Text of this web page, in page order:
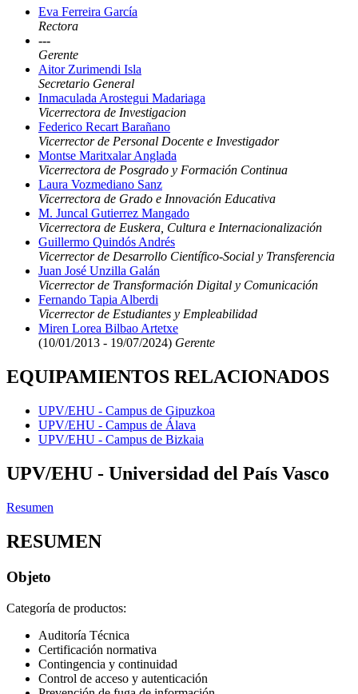
Eva Ferreira García
Rectora
---
Gerente
Aitor Zurimendi Isla
Secretario General
Inmaculada Arostegui Madariaga
Vicerrectora de Investigacion
Federico Recart Barañano
Vicerrector de Personal Docente e Investigador
Montse Maritxalar Anglada
Vicerrectora de Posgrado y Formación Continua
Laura Vozmediano Sanz
Vicerrectora de Grado e Innovación Educativa
M. Juncal Gutierrez Mangado
Vicerrectora de Euskera, Cultura e Internacionalización
Guillermo Quindós Andrés
Vicerrector de Desarrollo Científico-Social y Transferencia
Juan José Unzilla Galán
Vicerrector de Transformación Digital y Comunicación
Fernando Tapia Alberdi
Vicerrector de Estudiantes y Empleabilidad
Miren Lorea Bilbao Artetxe
(10/01/2013 - 19/07/2024) Gerente
EQUIPAMIENTOS RELACIONADOS
UPV/EHU - Campus de Gipuzkoa
UPV/EHU - Campus de Álava
UPV/EHU - Campus de Bizkaia
UPV/EHU - Universidad del País Vasco
Resumen
RESUMEN
Objeto
Categoría de productos:
Auditoría Técnica
Certificación normativa
Contingencia y continuidad
Control de acceso y autenticación